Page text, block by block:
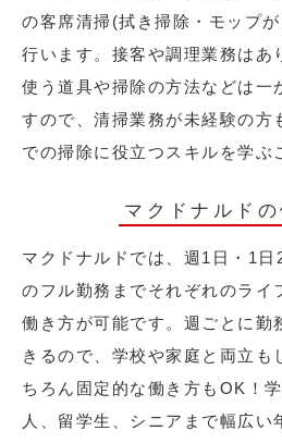
の客席清掃(拭き掃除・モップ
行います。接客や調理業務はあ
使う道具や掃除の方法などは一
すので、清掃業務が未経験の方
での掃除に役立つスキルを学ぶ
マクドナルド
マクドナルドでは、週1日・1日
のフル勤務までそれぞれのライ
働き方が可能です。週ごとに勤
きるので、学校や家庭と両立も
ちろん固定的な働き方もOK！
人、留学生、シニアまで幅広い